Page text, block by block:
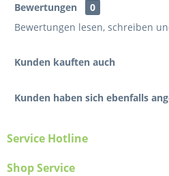
Bewertungen
0
Bewertungen lesen, schreiben
Kunden kauften auch
Kunden haben sich ebenfalls
Service Hotline
Shop Service